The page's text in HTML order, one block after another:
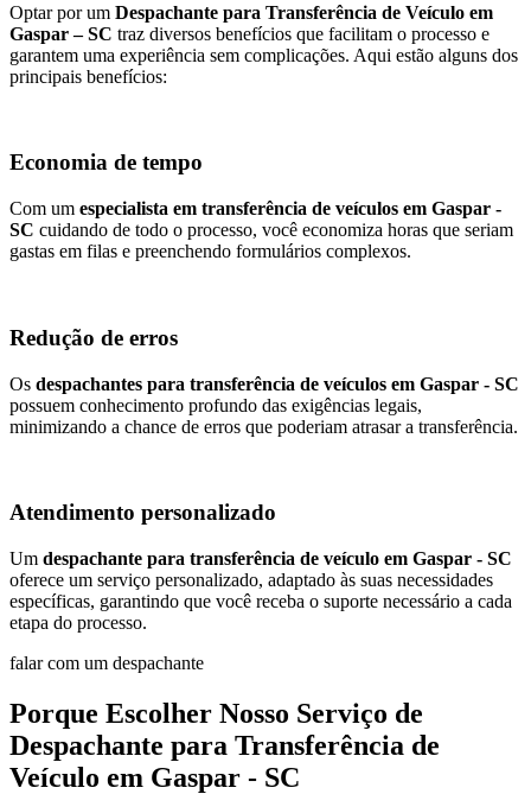
Optar por um Despachante para Transferência de Veículo em
Gaspar – SC traz diversos benefícios que facilitam o processo e
garantem uma experiência sem complicações. Aqui estão alguns dos
principais benefícios:
Economia de tempo
Com um especialista em transferência de veículos em Gaspar -
SC cuidando de todo o processo, você economiza horas que seriam
gastas em filas e preenchendo formulários complexos.
Redução de erros
Os despachantes para transferência de veículos em Gaspar - SC
possuem conhecimento profundo das exigências legais,
minimizando a chance de erros que poderiam atrasar a transferência.
Atendimento personalizado
Um despachante para transferência de veículo em Gaspar - SC
oferece um serviço personalizado, adaptado às suas necessidades
específicas, garantindo que você receba o suporte necessário a cada
etapa do processo.
falar com um despachante
Porque Escolher Nosso Serviço de
Despachante para Transferência de
Veículo em Gaspar - SC